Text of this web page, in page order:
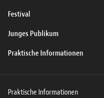
Festival
Junges Publikum
Praktische Informationen
Praktische Informationen